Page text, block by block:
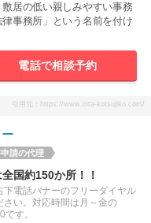
居の低い親しみやすい事務
事務所」という名前を付け
電話で相談予約
引用元：https://www.oita-kotsujiko.com/
申請の代理
国約150か所！！
電話バナーのフリーダイヤル
さい。対応時間は月～金の
す。